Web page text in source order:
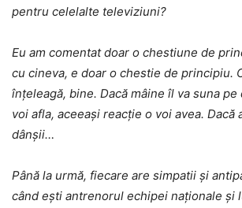
pentru celelalte televiziuni?
Eu am comentat doar o chestiune de
cu cineva, e doar o chestie de principiu.
înțeleagă, bine. Dacă mâine îl va suna
voi afla, aceeași reacție o voi avea. Dacă
dânșii…
Până la urmă, fiecare are simpatii și
când ești antrenorul echipei naționale și